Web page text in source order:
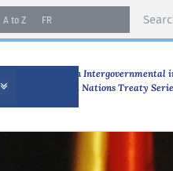
A to Z FR

An
United Nations Treaty